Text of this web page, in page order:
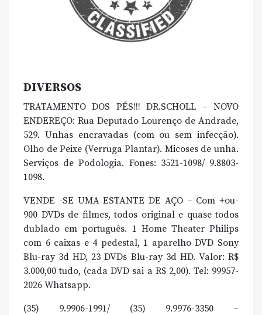
DIVERSOS
TRATAMENTO DOS PÉS!!! DR.SCHOLL – NOVO
ENDEREÇO: Rua Deputado Lourenço de Andrade,
529. Unhas encravadas (com ou sem infecção).
Olho de Peixe (Verruga Plantar). Micoses de unha.
Serviços de Podologia. Fones: 3521-1098/ 9.8803-
1098.
VENDE -SE UMA ESTANTE DE AÇO – Com +ou-
900 DVDs de filmes, todos original e quase todos
dublado em português. 1 Home Theater Philips
com 6 caixas e 4 pedestal, 1 aparelho DVD Sony
Blu-ray 3d HD, 23 DVDs Blu-ray 3d HD. Valor: R$
3.000,00 tudo, (cada DVD sai a R$ 2,00). Tel: 99957-
2026 Whatsapp.
(35) 9.9906-1991/ (35) 9.9976-3350 –